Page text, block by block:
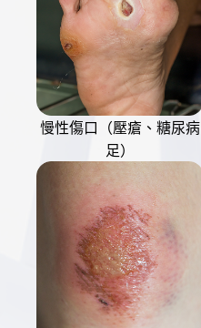
慢性傷口（壓瘡、糖尿病
足）